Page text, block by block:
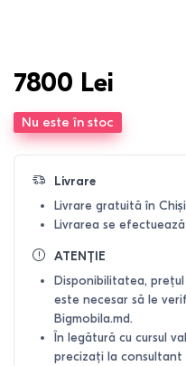
7800 Lei
Nu este în stoc
Livrare
Livrare gratuită în
Livrarea se
ATENȚIE
Disponibilitatea,
este necesar să le
Bigmobila.md.
În legătură cu cursul
precizați la